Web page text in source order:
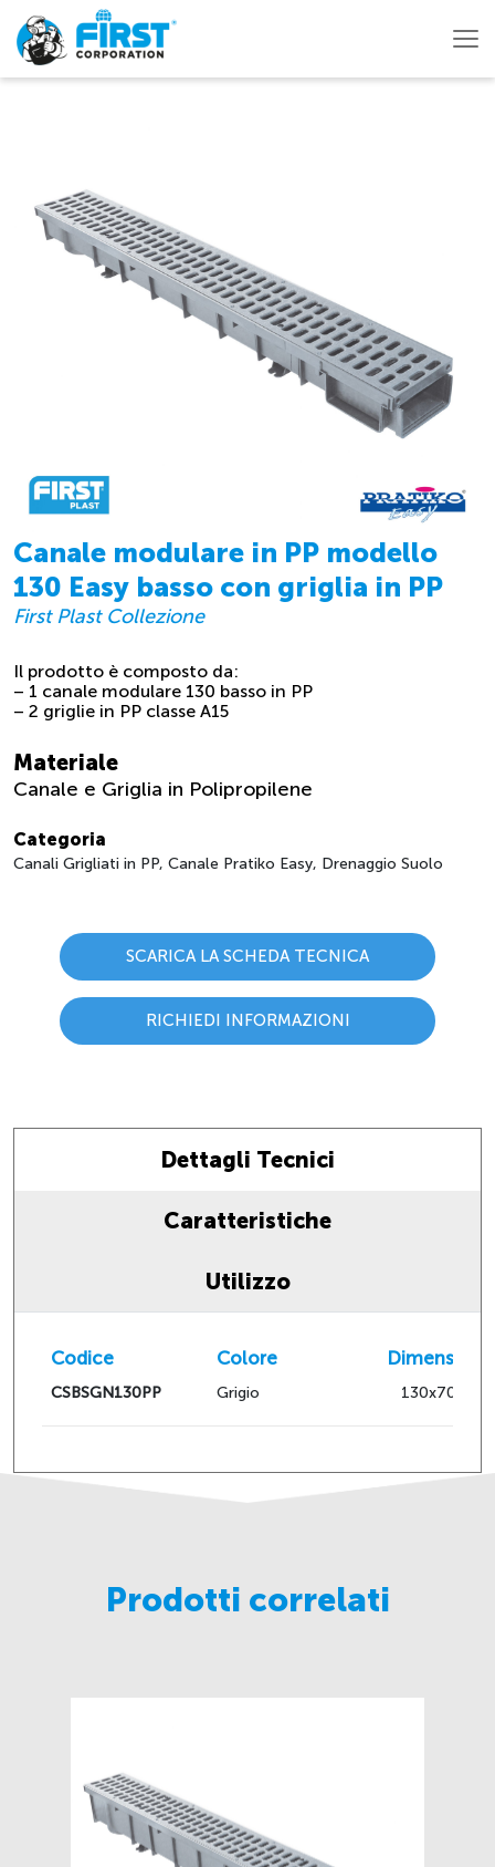
Canale modulare in PP modello
130 Easy basso con griglia in PP
First Plast Collezione
Il prodotto è composto da:
– 1 canale modulare 130 basso in PP
– 2 griglie in PP classe A15
Materiale
Canale e Griglia in Polipropilene
Categoria
Canali Grigliati in PP, Canale Pratiko Easy, Drenaggio Suolo
SCARICA LA SCHEDA TECNICA
RICHIEDI INFORMAZIONI
Dettagli Tecnici
Caratteristiche
Utilizzo
Codice Colore Dimensioni
CSBSGN130PP Grigio
Prodotti correlati